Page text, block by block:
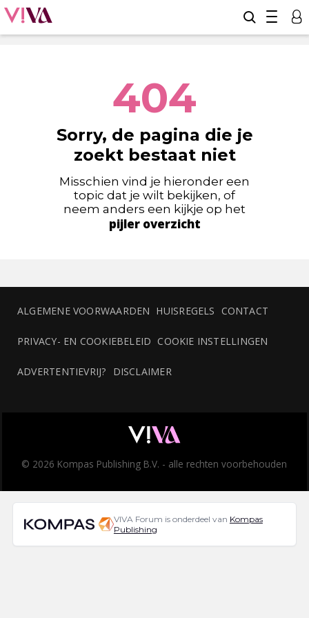
404
Sorry, de pagina die je
zoekt bestaat niet
Misschien vind je hieronder een
topic dat je wilt bekijken, of
neem anders een kijkje op het
pijler overzicht
ALGEMENE VOORWAARDEN HUISREGELS CONTACT
PRIVACY- EN COOKIEBELEID COOKIE INSTELLINGEN
ADVERTENTIEVRIJ? DISCLAIMER
© 2026 Kompas Publishing B.V. - alle rechten voorbehouden
VIVA Forum is onderdeel van Kompas
Publishing